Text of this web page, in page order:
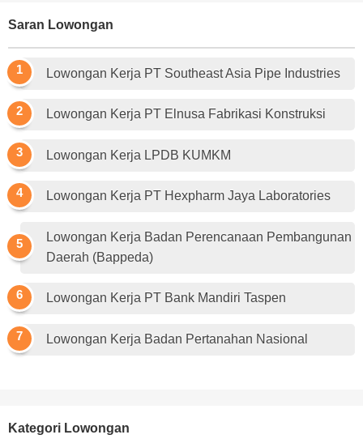
Saran Lowongan
Lowongan Kerja PT Southeast Asia Pipe Industries
Lowongan Kerja PT Elnusa Fabrikasi Konstruksi
Lowongan Kerja LPDB KUMKM
Lowongan Kerja PT Hexpharm Jaya Laboratories
Lowongan Kerja Badan Perencanaan Pembangunan
Daerah (Bappeda)
Lowongan Kerja PT Bank Mandiri Taspen
Lowongan Kerja Badan Pertanahan Nasional
Kategori Lowongan